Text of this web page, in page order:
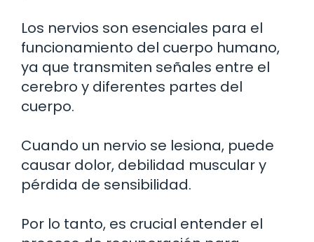
Los nervios son esenciales para el
funcionamiento del cuerpo humano,
ya que transmiten señales entre el
cerebro y diferentes partes del
cuerpo.
Cuando un nervio se lesiona, puede
causar dolor, debilidad muscular y
pérdida de sensibilidad.
Por lo tanto, es crucial entender el